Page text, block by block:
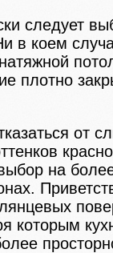
следует
в коем
плотно
от
на
которым